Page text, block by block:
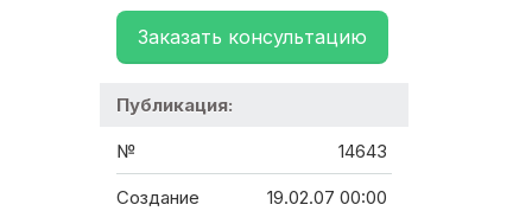
Заказать консультацию
Публикация:
№ 14643
Создание 19.02.07 00:00